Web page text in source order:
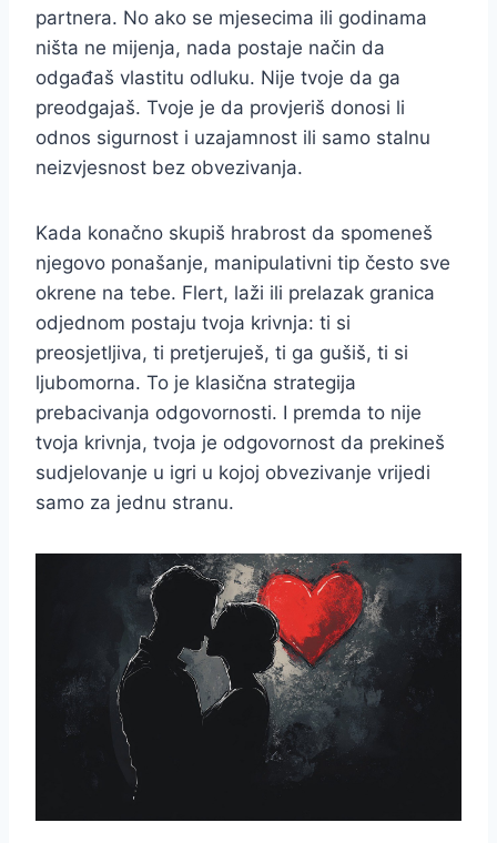
partnera. No ako se mjesecima ili godinama
ništa ne mijenja, nada postaje način da
odgađaš vlastitu odluku. Nije tvoje da ga
preodgajaš. Tvoje je da provjeriš donosi li
odnos sigurnost i uzajamnost ili samo stalnu
neizvjesnost bez obvezivanja.
Kada konačno skupiš hrabrost da spomeneš
njegovo ponašanje, manipulativni tip često sve
okrene na tebe. Flert, laži ili prelazak granica
odjednom postaju tvoja krivnja: ti si
preosjetljiva, ti pretjeruješ, ti ga gušiš, ti si
ljubomorna. To je klasična strategija
prebacivanja odgovornosti. I premda to nije
tvoja krivnja, tvoja je odgovornost da prekineš
sudjelovanje u igri u kojoj obvezivanje vrijedi
samo za jednu stranu.